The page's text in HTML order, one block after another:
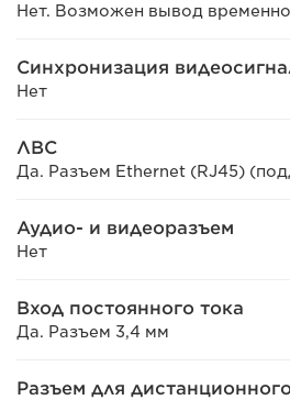
Нет. Возможен вывод
Синхронизация
Нет
ЛВС
Да. Разъем Ethernet (RJ45)
Аудио- и видеоразъем
Нет
Вход постоянного тока
Да. Разъем 3,4 мм
Разъем для